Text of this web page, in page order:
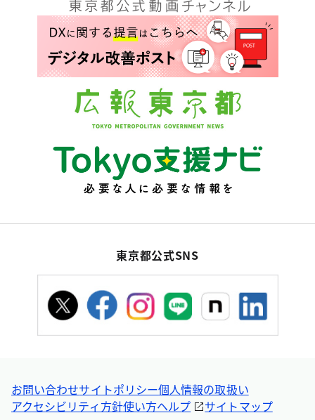
東京都公式SNS
お問い合わせサイトポリシー個人情報の取扱い
アクセシビリティ方針使い方ヘルプ サイトマップ